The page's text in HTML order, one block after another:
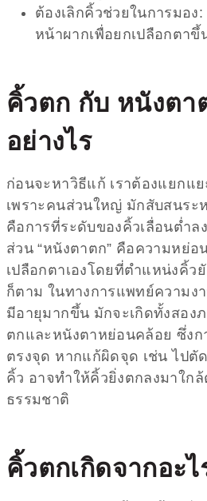
ต้องเลิกคิ้วช่วยในการมอง:
หน้าผากเพื่อยกเปลือกตาขึ้
คิ้วตก กับ หนังตา
อย่างไร
ก่อนจะหาวิธีแก้ เราต้องแยกแ
เพราะคนส่วนใหญ่ มักสับสนระ
คือการที่ระดับของคิ้วเลื่อนต่ำล
ส่วน “หนังตาตก” คือความหย่อ
เปลือกตาเองโดยที่ตำแหน่งคิ้ว
ก็ตาม ในทางการแพทย์ความง
มีอายุมากขึ้น มักจะเกิดทั้งสอง
ตกและหนังตาหย่อนคล้อย ซึ่งก
ตรงจุด หากแก้ผิดจุด เช่น ไปตั
คิ้ว อาจทำให้คิ้วยิ่งตกลงมาใก
ธรรมชาติ
คิ้วตกเกิดจากอะไ